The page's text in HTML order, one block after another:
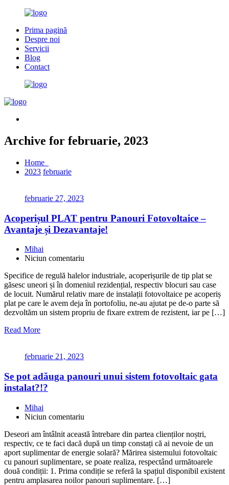
Prima pagină
Despre noi
Servicii
Blog
Contact
Archive for februarie, 2023
Home
2023 februarie
februarie 27, 2023
Acoperișul PLAT pentru Panouri Fotovoltaice –
Avantaje și Dezavantaje!
Mihai
Niciun comentariu
Specifice de regulă halelor industriale, acoperișurile de tip plat se
găsesc uneori și în domeniul rezidențial, respectiv blocuri sau case
de locuit. Numărul relativ mare de instalații fotovoltaice pe acoperiș
plat pe care le avem deja în portofoliu, ne-au ajutat pe de-o parte să
dezvoltăm un sistem propriu de fixare extrem de rezistent, iar pe […]
Read More
februarie 21, 2023
Se pot adăuga panouri unui sistem fotovoltaic gata
instalat?!?
Mihai
Niciun comentariu
Deseori am întâlnit această întrebare din partea clienților noștri,
respectiv, ce te faci dacă după un timp constați că ai nevoie de un
aport suplimentar de energie solară? Mărirea sistemului fotovoltaic
cu panouri suplimentare, se poate realiza, respectând următoarele
două condiții: 1. Prima condiție se referă la spațiul disponibil existent
pentru amplasarea noilor panouri suplimentare. […]